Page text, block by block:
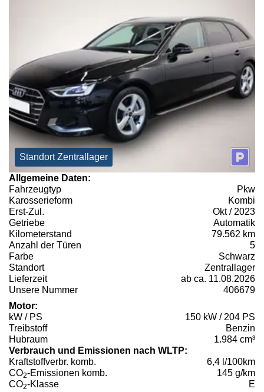
Standort Zentrallager
Allgemeine Daten:
Fahrzeugtyp
Pkw
Karosserieform
Kombi
Erst-Zul.
Okt / 2023
Getriebe
Automatik
Kilometerstand
79.562 km
Anzahl der Türen
5
Farbe
Schwarz
Standort
Zentrallager
Lieferzeit
ab ca. 11.08.2026
Unsere Nummer
406679
Motor:
kW / PS
150 kW / 204 PS
Treibstoff
Benzin
Hubraum
1.984 cm³
Verbrauch und Emissionen nach WLTP:
Kraftstoffverbr. komb.
6,4 l/100km
CO2-Emissionen komb.
145 g/km
CO2-Klasse E